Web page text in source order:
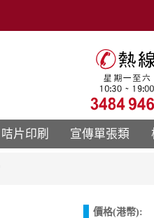
咭片印刷 宣傳單張類
價格(港幣):